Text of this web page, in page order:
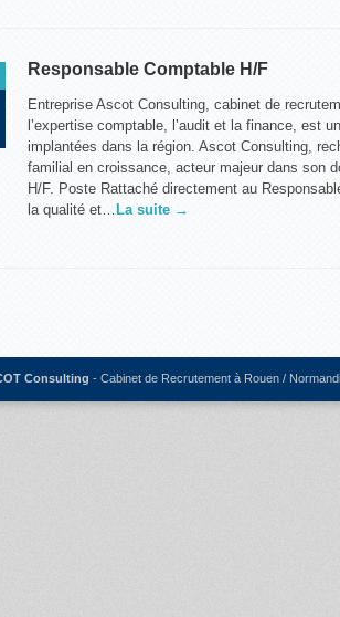
Responsable Comptable H/F
Entreprise Ascot Consulting, cabinet de
l’expertise comptable, l’audit et la finance, est
implantées dans la région. Ascot Consulting,
familial en croissance, acteur majeur dans son
H/F. Poste Rattaché directement au
la qualité et… La suite →
Consulting - Cabinet de Recrutement à Rouen /